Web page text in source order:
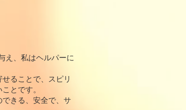
え、私はヘルパーに
ることで、スピリ
とです。
きる、安全で、サ